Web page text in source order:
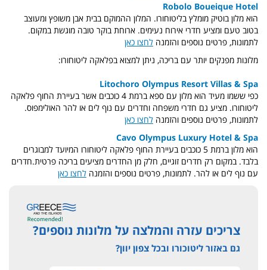
Robolo Boueique Hotel
הוא מלון בוטיק מומלץ בליטוחורו. המלון ההמוקם בבית אבן משופץ ומעוצב
בטוב טעם ומציע חדרי אירוח נעימים. ארוחת בוקר טובה מוגשת במקום.
לתמונות, פרטים נוספים והזמנה לחצו כאן
מלונות מפנקים יותר עם בריכה, ניתן למצוא בפלאקה ליטוחורו:
Litochoro Olympus Resort Villas & Spa
כפי ששמו מעיד הוא מלון עם ספא ברמת 4 כוכבים אשר בעיירת החוף פלאקה
ליטוחורו. מציע גם חדרי משפחה וחדרים עם נוף לים או להר האולימפוס.
לתמונות, פרטים נוספים והזמנה לחצו כאן
Cavo Olympus Luxury Hotel & Spa
הוא מלון ברמת 5 כוכבים בעיירת החוף פלאקה ליטוחורו המיועד למבוגרים
בלבד. במקום רק חדרים זוגיים, חלק מן החדרים מציעים בריכה פרטית.חדרים
עם נוף לים או להר. לתמונות, פרטים נוספים והזמנה לחצו כאן
צריכים עזרה והמלצה על מלונות נוספים?
גם באזור ליטוכורו ובכל צפון יוון?